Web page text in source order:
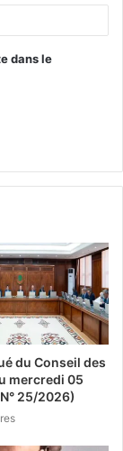
dans le
du Conseil des
mercredi 05
25/2026)